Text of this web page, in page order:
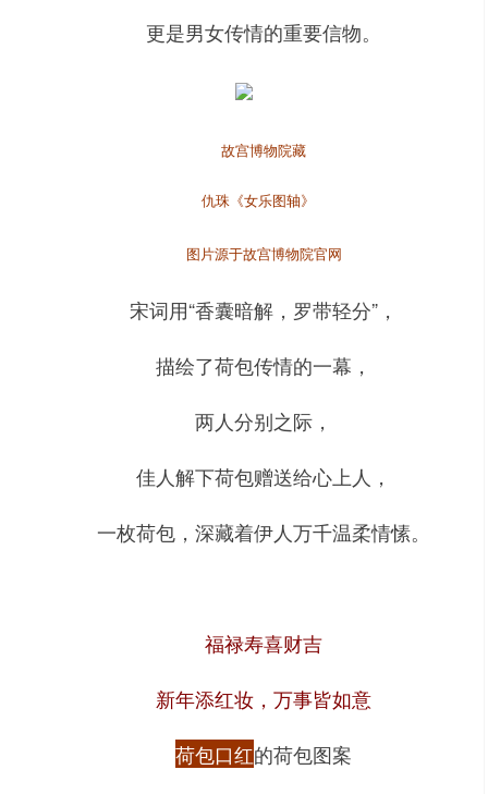
更是男女传情的重要信物。
故宫博物院藏
仇珠《女乐图轴》
图片源于故宫博物院官网
宋词用“香囊暗解，罗带轻分”，
描绘了荷包传情的一幕，
两人分别之际，
佳人解下荷包赠送给心上人，
一枚荷包，深藏着伊人万千温柔情愫。
福禄寿喜财吉
新年添红妆，万事皆如意
荷包口红的荷包图案